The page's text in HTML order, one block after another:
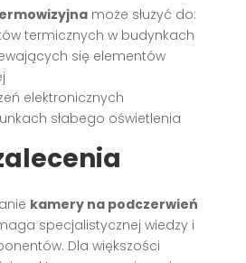
może służyć do:
termicznych w budynkach
się elementów
elektronicznych
słabego oświetlenia
kamery na podczerwień
specjalistycznej wiedzy i
Dla większości